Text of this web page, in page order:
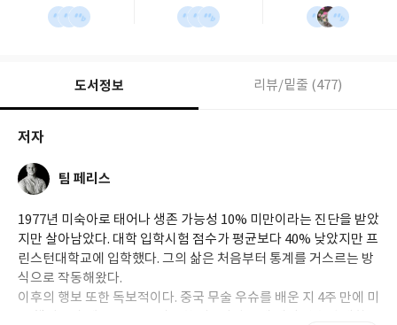
도서정보 리뷰/밑줄 (477)
저자
팀 페리스
1977년 미숙아로 태어나 생존 가능성 10% 미만이라는 진단을 받았
지만 살아남았다. 대학 입학시험 점수가 평균보다 40% 낮았지만 프
린스턴대학교에 입학했다. 그의 삶은 처음부터 통계를 거스르는 방
식으로 작동해왔다.
이후의 행보 또한 독보적이다. 중국 무술 우슈를 배운 지 4주 만에 미